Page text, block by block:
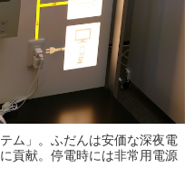
ム」。ふだんは安価な深夜電
貢献。停電時には非常用電源